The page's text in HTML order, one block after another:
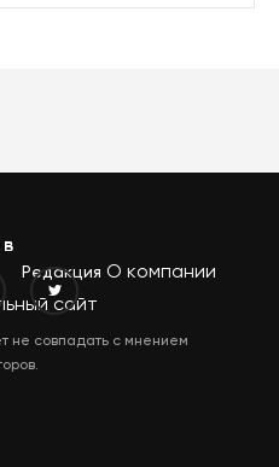
не совпадать с мнением
Редакция О компании
сайт